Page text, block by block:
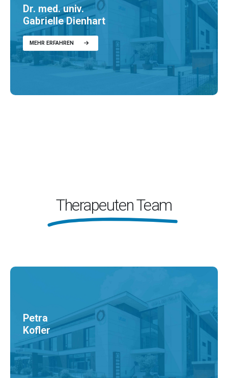
Dr. med. univ.
Gabrielle Dienhart
MEHR ERFAHREN
Therapeuten Team
Petra
Kofler